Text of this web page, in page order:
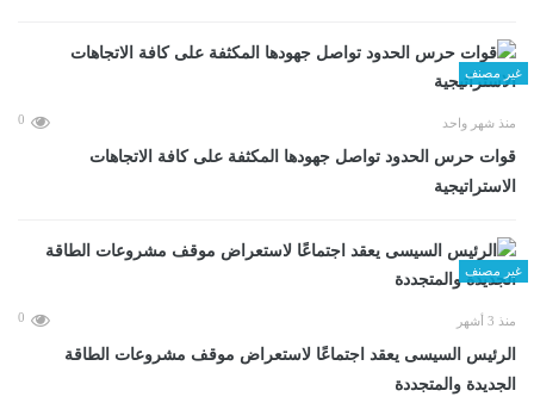
غير مصنف
منذ شهر واحد 0
قوات حرس الحدود تواصل جهودها المكثفة على كافة الاتجاهات
الاستراتيجية
غير مصنف
منذ 3 أشهر 0
الرئيس السيسى يعقد اجتماعًا لاستعراض موقف مشروعات الطاقة
الجديدة والمتجددة